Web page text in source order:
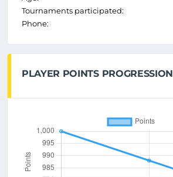
Tournaments participated:
Phone:
PLAYER POINTS PROGRESSION